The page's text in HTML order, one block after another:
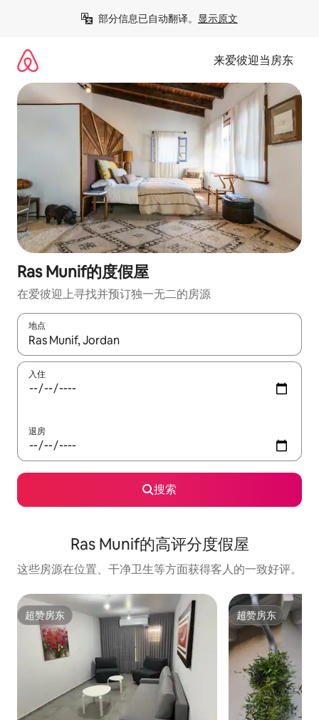
部分信息已自动翻译。 显示原文
来爱彼迎当房东
Ras Munif的度假屋
在爱彼迎上寻找并预订独一无二的房源
地点
如有搜索结果，请使用上下方向键查看，或通过点击或滑动手势
入住
退房
搜索
Ras Munif的高评分度假屋
这些房源在位置、干净卫生等方面获得客人的一致好评。
超赞房东
超赞房东 超赞房东
超赞房东